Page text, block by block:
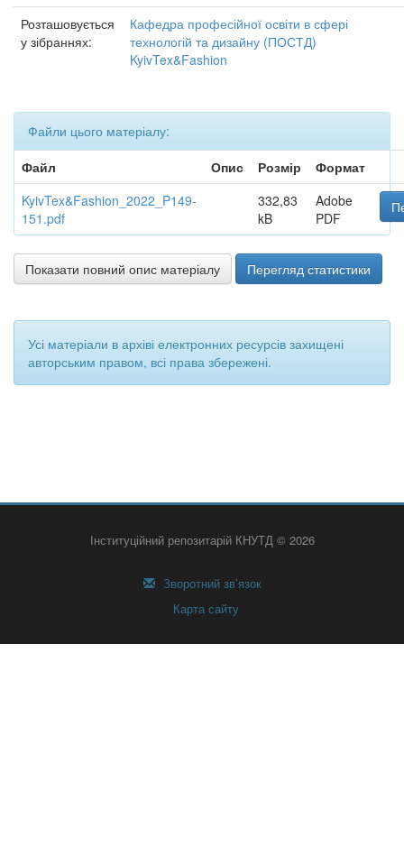
Розташовується
у зібраннях:
Кафедра професійної освіти в сфері
технологій та дизайну (ПОСТД)
KyivTex&Fashion
Файли цього матеріалу:
Файл
Опис Розмір
Формат
KyivTex&Fashion_2022_P149-
151.pdf
332,83
kB
Adobe
PDF
Показати повний опис матеріалу Перегляд статистики
Усі матеріали в архіві електронних ресурсів захищені
авторським правом, всі права збережені.
Інституційний репозитарій КНУТД © 2026
Зворотний зв’язок
Карта сайту